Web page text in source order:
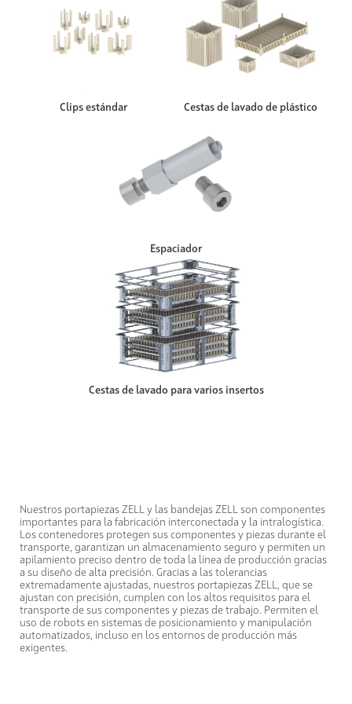
Clips estándar Cestas de lavado de plástico
Espaciador
Cestas de lavado para varios insertos
Nuestros portapiezas ZELL y las bandejas ZELL son componentes
importantes para la fabricación interconectada y la intralogística.
Los contenedores protegen sus componentes y piezas durante el
transporte, garantizan un almacenamiento seguro y permiten un
apilamiento preciso dentro de toda la línea de producción gracias
a su diseño de alta precisión. Gracias a las tolerancias
extremadamente ajustadas, nuestros portapiezas ZELL, que se
ajustan con precisión, cumplen con los altos requisitos para el
transporte de sus componentes y piezas de trabajo. Permiten el
uso de robots en sistemas de posicionamiento y manipulación
automatizados, incluso en los entornos de producción más
exigentes.